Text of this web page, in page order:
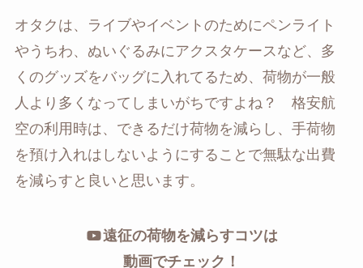
オタクは、ライブやイベントのためにペンライト
やうちわ、ぬいぐるみにアクスタケースなど、多
くのグッズをバッグに入れてるため、荷物が一般
人より多くなってしまいがちですよね？ 格安航
空の利用時は、できるだけ荷物を減らし、手荷物
を預け入れはしないようにすることで無駄な出費
を減らすと良いと思います。
遠征の荷物を減らすコツは
動画でチェック！